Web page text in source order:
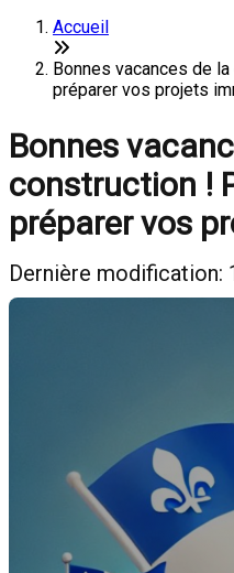
Accueil
Bonnes vacances de
préparer vos projets
Bonnes
construction !
préparer vos
Dernière modification: